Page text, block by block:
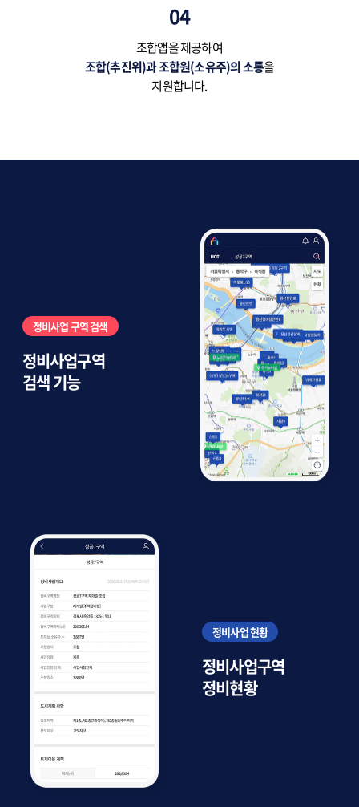
04
조합앱을 제공하여
조합(추진위)과 조합원(소유주)의 소통을
지원합니다.
정비사업 구역 검색
정비사업구역
검색 기능
정비사업 현황
정비사업구역
정비현황